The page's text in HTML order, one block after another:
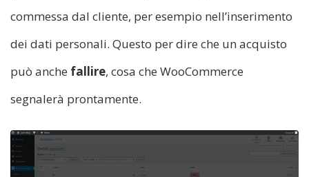
commessa dal cliente, per esempio nell’inserimento
dei dati personali. Questo per dire che un acquisto
può anche fallire, cosa che WooCommerce
segnalerà prontamente.